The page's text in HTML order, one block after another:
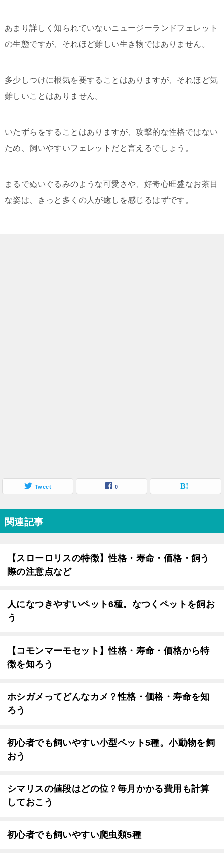
あまり詳しく知られていないニュージーランドフェレット
の生態ですが、それほど難しい生き物ではありません。
多少しつけに根気を要することはありますが、それほど気
難しいことはありません。
いたずらをすることはありますが、攻撃的な性格ではない
ため、飼いやすいフェレットだと言えるでしょう。
まるでぬいぐるみのような可愛さや、好奇心旺盛なお茶目
な姿は、きっと多くの人が癒しを感じるはずです。
Tweet 0
関連記事
【スローロリスの特徴】性格・寿命・価格・飼う
際の注意点など
人になつきやすいペット6種。なつくペットを飼お
う
【コモンマーモセット】性格・寿命・価格から特
徴を知ろう
ホシガメってどんなカメ？性格・価格・寿命を知
ろう
初心者でも飼いやすい小型ペット5種。小動物を飼
おう
シマリスの値段はどの位？毎月かかる費用も計算
しておこう
初心者でも飼いやすい爬虫類5種